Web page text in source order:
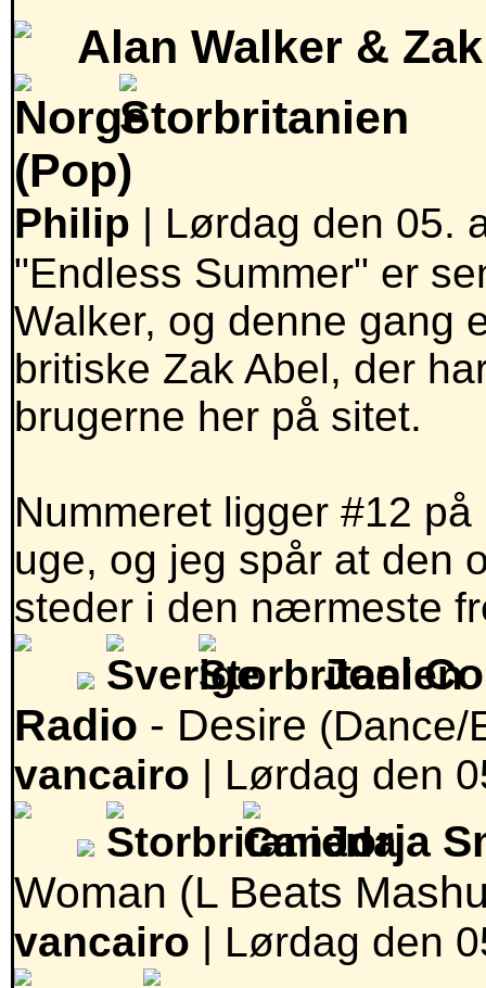
Alan Walker &
(Pop)
Philip | Lørdag den 05.
"Endless Summer" er
Walker, og denne gang
britiske Zak Abel, der
brugerne her på sitet.
Nummeret ligger #12
uge, og jeg spår at den
steder i den nærmeste
Joel
Radio - Desire (Dance/
vancairo | Lørdag den
Jorja
Woman (L Beats
vancairo | Lørdag den